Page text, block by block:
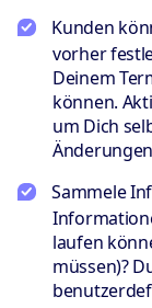
Kunden
vorher
Deinem
können.
um Dich
Sammele
laufen
müssen)?